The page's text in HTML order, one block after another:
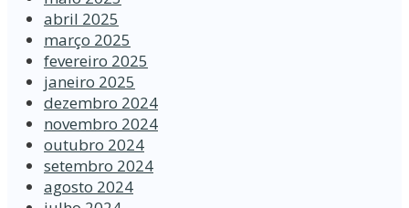
abril 2025
março 2025
fevereiro 2025
janeiro 2025
dezembro 2024
novembro 2024
outubro 2024
setembro 2024
agosto 2024